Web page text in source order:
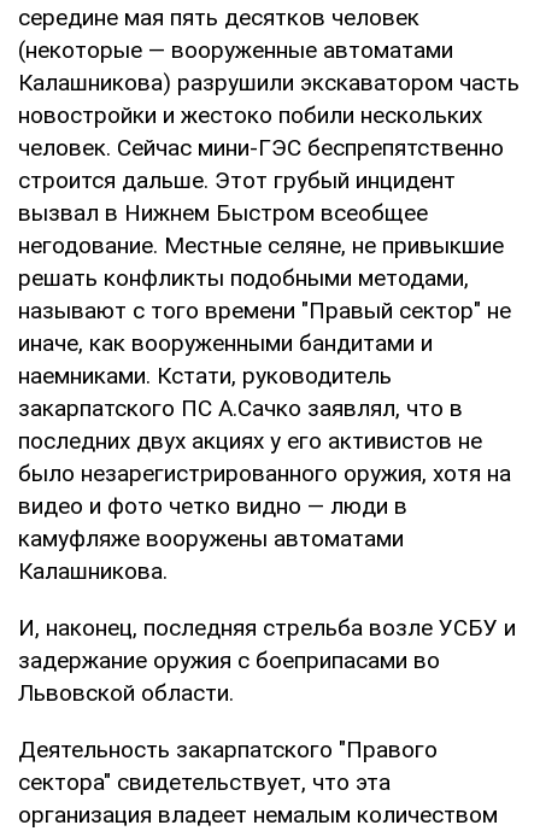
середине мая пять десятков человек
(некоторые — вооруженные автоматами
Калашникова) разрушили экскаватором часть
новостройки и жестоко побили нескольких
человек. Сейчас мини-ГЭС беспрепятственно
строится дальше. Этот грубый инцидент
вызвал в Нижнем Быстром всеобщее
негодование. Местные селяне, не привыкшие
решать конфликты подобными методами,
называют с того времени "Правый сектор" не
иначе, как вооруженными бандитами и
наемниками. Кстати, руководитель
закарпатского ПС А.Сачко заявлял, что в
последних двух акциях у его активистов не
было незарегистрированного оружия, хотя на
видео и фото четко видно — люди в
камуфляже вооружены автоматами
Калашникова.
И, наконец, последняя стрельба возле УСБУ и
задержание оружия с боеприпасами во
Львовской области.
Деятельность закарпатского "Правого
сектора" свидетельствует, что эта
организация владеет немалым количеством